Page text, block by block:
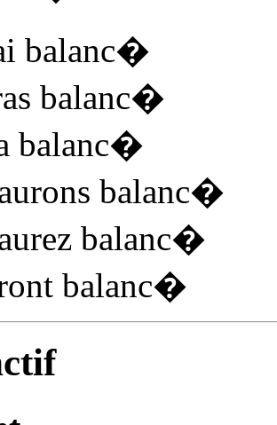
balanc�
balanc�
balanc�
balanc�
balanc�
balanc�